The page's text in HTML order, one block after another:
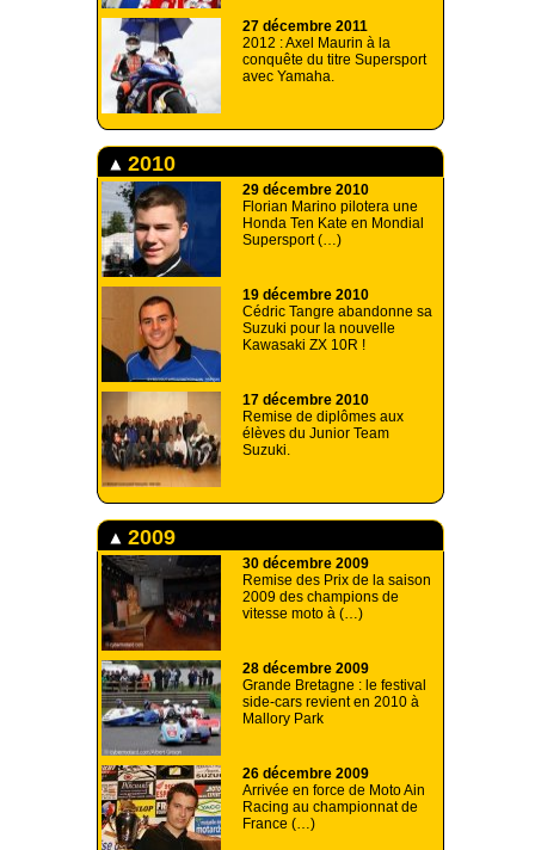
27 décembre 2011
2012 : Axel Maurin à la
conquête du titre Supersport
avec Yamaha.
2010
29 décembre 2010
Florian Marino pilotera une
Honda Ten Kate en Mondial
Supersport (…)
19 décembre 2010
Cédric Tangre abandonne sa
Suzuki pour la nouvelle
Kawasaki ZX 10R !
17 décembre 2010
Remise de diplômes aux
élèves du Junior Team
Suzuki.
2009
30 décembre 2009
Remise des Prix de la saison
2009 des champions de
vitesse moto à (…)
28 décembre 2009
Grande Bretagne : le festival
side-cars revient en 2010 à
Mallory Park
26 décembre 2009
Arrivée en force de Moto Ain
Racing au championnat de
France (…)